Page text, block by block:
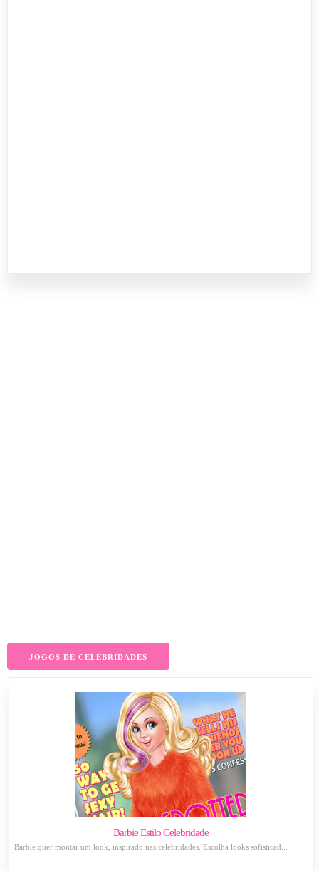
JOGOS DE CELEBRIDADES
Barbie Estilo Celebridade
Barbie quer montar um look, inspirado nas celebridades. Escolha looks sofisticad...